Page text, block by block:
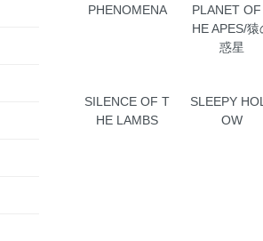
PHENOMENA
PLANET
HE APES/猿
惑星
SILENCE OF T
HE LAMBS
SLEEPY
OW